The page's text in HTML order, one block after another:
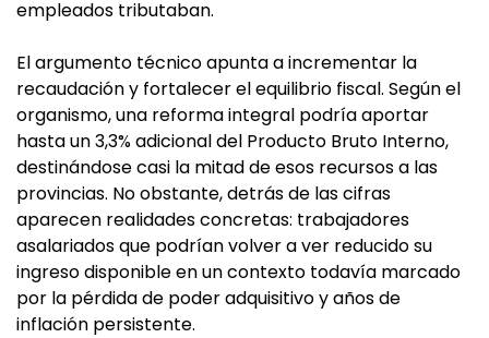
empleados tributaban.
El argumento técnico apunta a incrementar la
recaudación y fortalecer el equilibrio fiscal. Según el
organismo, una reforma integral podría aportar
hasta un 3,3% adicional del Producto Bruto Interno,
destinándose casi la mitad de esos recursos a las
provincias. No obstante, detrás de las cifras
aparecen realidades concretas: trabajadores
asalariados que podrían volver a ver reducido su
ingreso disponible en un contexto todavía marcado
por la pérdida de poder adquisitivo y años de
inflación persistente.